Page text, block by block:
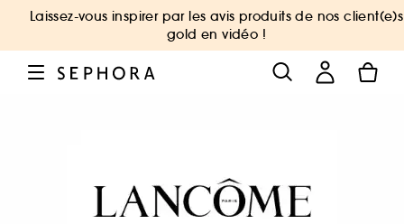
Laissez-vous inspirer par les avis produits de nos client(e)s
gold en vidéo !